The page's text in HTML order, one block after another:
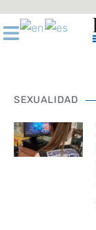
al
contenido
SEXUALIDAD